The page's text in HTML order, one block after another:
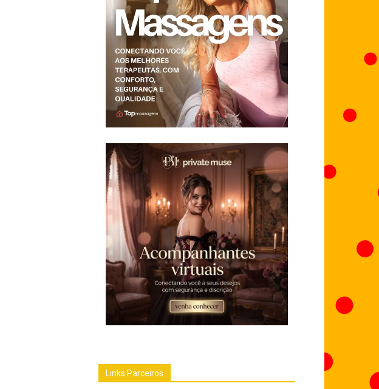
Links Parceiros